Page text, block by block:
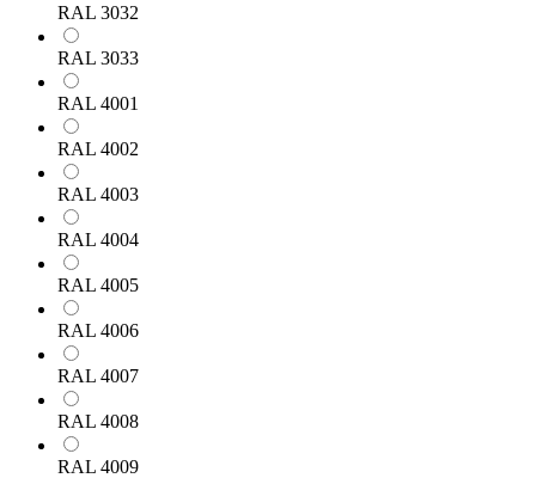
RAL 3032
RAL 3033
RAL 4001
RAL 4002
RAL 4003
RAL 4004
RAL 4005
RAL 4006
RAL 4007
RAL 4008
RAL 4009